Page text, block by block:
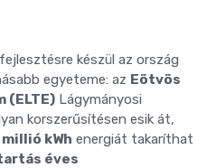
készül az ország
egyeteme: az Eötvös
(ELTE) Lágymányosi
korszerűsítésen esik át,
kWh energiát takaríthat
éves